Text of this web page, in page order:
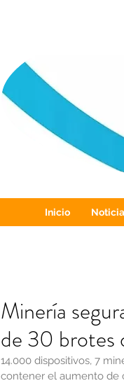
Inicio
Minería
de 30 brotes
14.000 dispositivos, 7
contener el aumento de